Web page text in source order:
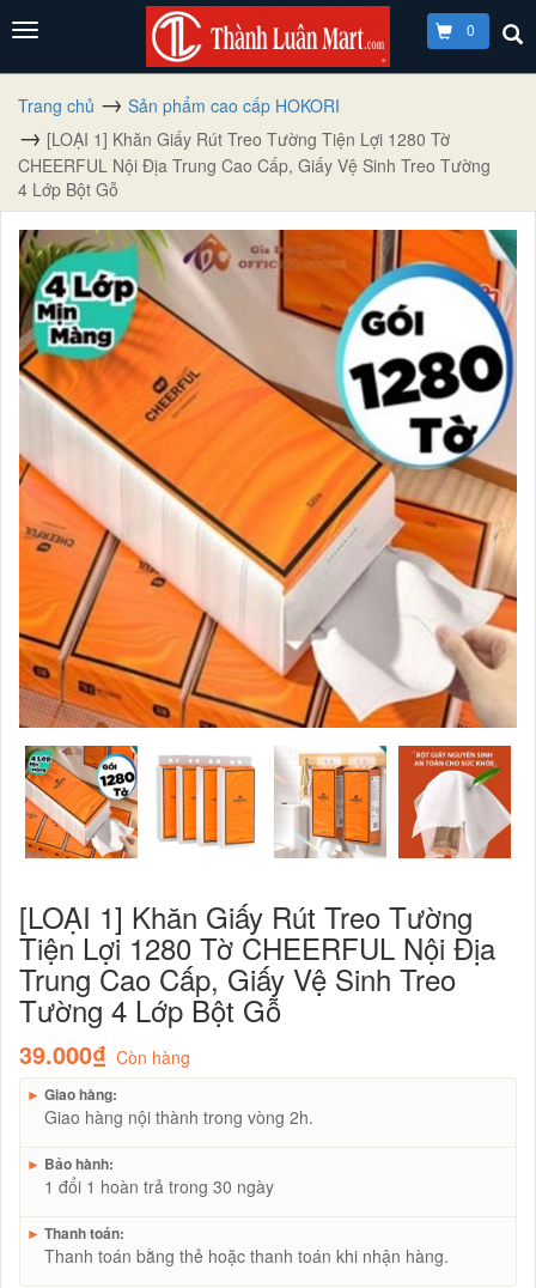
0
Trang chủ
Sản phẩm cao cấp HOKORI
[LOẠI 1] Khăn Giấy Rút Treo Tường Tiện Lợi 1280 Tờ
CHEERFUL Nội Địa Trung Cao Cấp, Giấy Vệ Sinh Treo Tường
4 Lớp Bột Gỗ
[LOẠI 1] Khăn Giấy Rút Treo Tường
Tiện Lợi 1280 Tờ CHEERFUL Nội Địa
Trung Cao Cấp, Giấy Vệ Sinh Treo
Tường 4 Lớp Bột Gỗ
39.000₫ Còn hàng
► Giao hàng:
Giao hàng nội thành trong vòng 2h.
► Bảo hành:
1 đổi 1 hoàn trả trong 30 ngày
► Thanh toán:
Thanh toán bằng thẻ hoặc thanh toán khi nhận hàng.